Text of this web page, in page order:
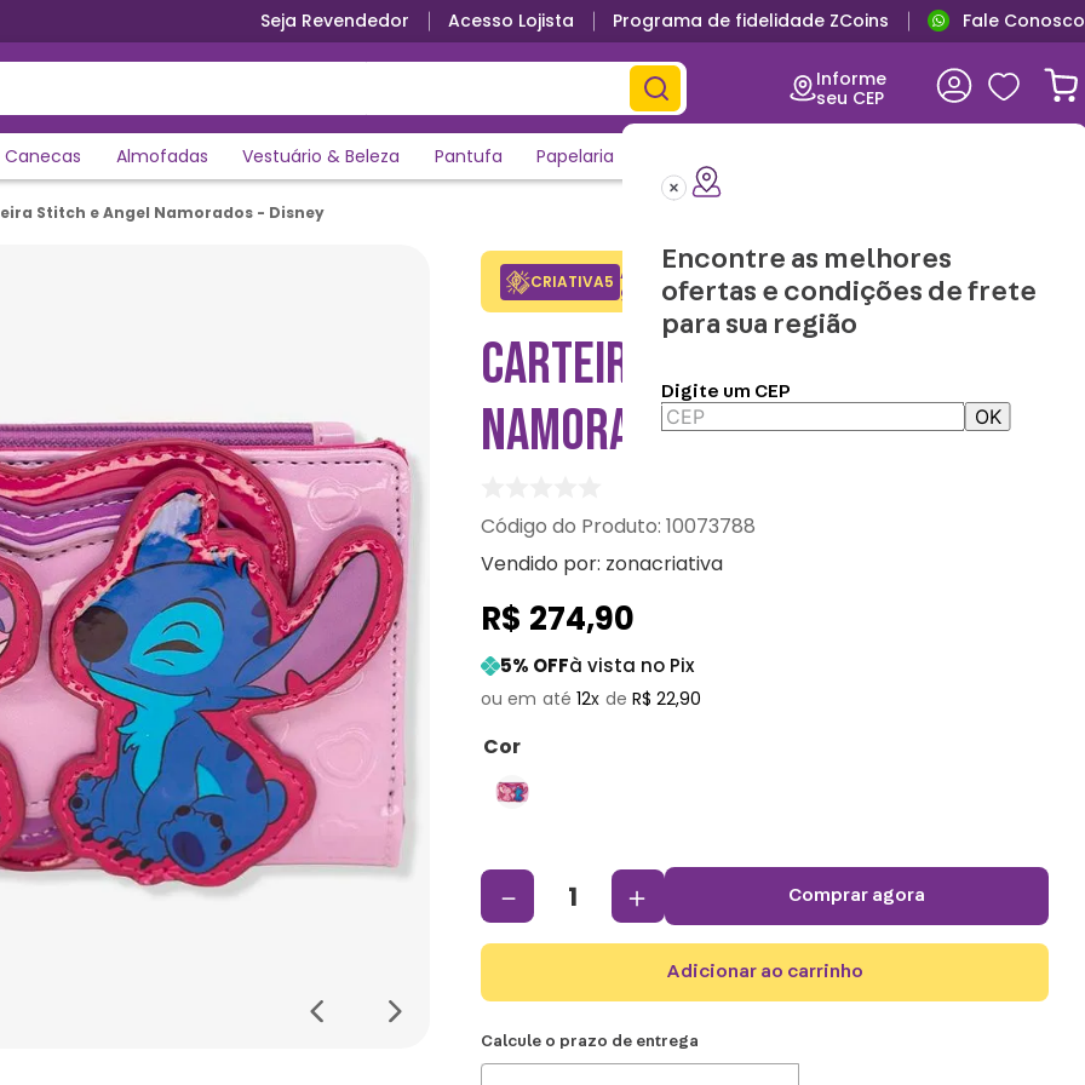
Seja Revendedor Acesso Lojista Programa de fidelidade ZCoins Fale Conosco
Informe
seu CEP
Encontre as melhores
ofertas e condições de frete
para sua região
Digite um CEP
OK
Canecas Almofadas Vestuário & Beleza Pantufa Papelaria
Stitch e Angel Namorados - Disney
CRIATIVA5 Adicione o cupom no carrinho e
ganhe desconto na 1a compra.
Copiar
CARTEIRA STITCH E ANGEL
NAMORADOS - DISNEY
:10073788
Vendido por: zonacriativa
R$ 274,90
5% OFFà vista no Pix
12 R$ 22,90
Cor
＋
－ comprar agora
adicionar ao carrinho